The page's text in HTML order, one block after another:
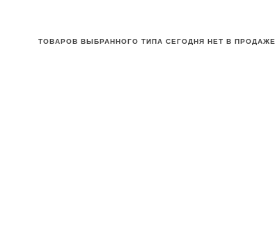
ТОВАРОВ ВЫБРАННОГО ТИПА СЕГОДНЯ НЕТ В ПРОДАЖЕ